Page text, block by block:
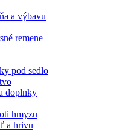
a výbavu
remene
pod sedlo
doplnky
hmyzu
a hrivu